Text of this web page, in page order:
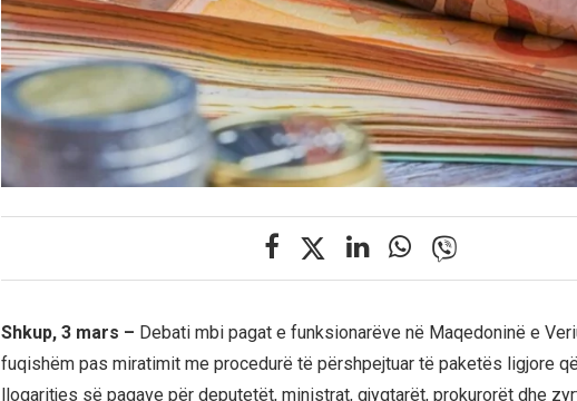
Shkup, 3 mars – Debati mbi pagat e funksionarëve në Maqedoninë e
fuqishëm pas miratimit me procedurë të përshpejtuar të paketës ligjore
llogaritjes së pagave për deputetët, ministrat, gjyqtarët, prokurorët dhe